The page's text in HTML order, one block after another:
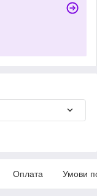
Оплата Умови